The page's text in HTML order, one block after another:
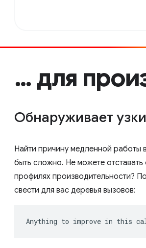
… для
Обнаруживает
Найти причину медленной работы
быть сложно. Не можете отставать
профилях производительности?
свести для вас деревья вызовов:
Anything to improve in this